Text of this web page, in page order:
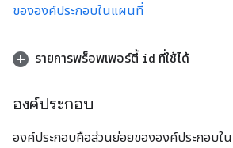
ขององค์ประกอบในแผนที่
รายการพร็อพเพอร์ตี้ id ที่ใช้ได้
องค์ประกอบ
องค์ประกอบคือส่วนย่อยขององค์ประกอบใ